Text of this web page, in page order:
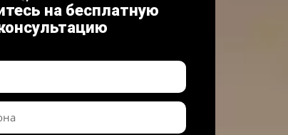
на бесплатную